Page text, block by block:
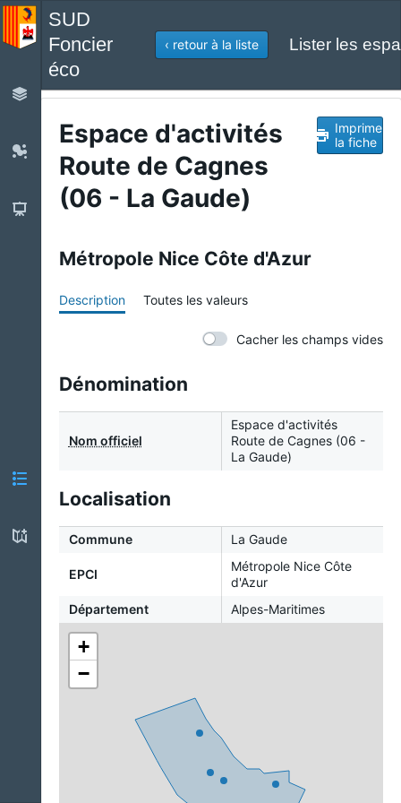
SUD
Foncier
éco
‹ retour à la liste Lister les
Espace d'activités
Route de Cagnes
(06 - La Gaude)
Imprimer
la fiche
Métropole Nice Côte d'Azur
Description Toutes les valeurs
Cacher les champs vides
Dénomination
Nom officiel
Espace d'activités
Route de Cagnes (06 -
La Gaude)
Localisation
Commune La Gaude
EPCI
Métropole Nice Côte
d'Azur
Département
Alpes-Maritimes
+
−